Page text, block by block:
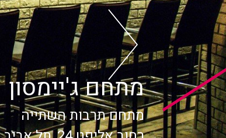
מתחם ג'יימסון
מתחם תרבות השתייה